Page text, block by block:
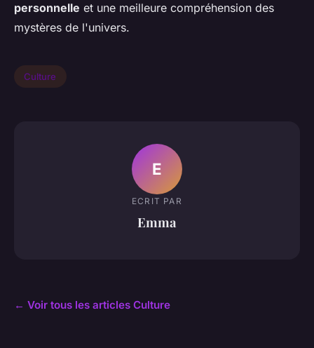
personnelle et une meilleure compréhension des
mystères de l'univers.
Culture
E
ECRIT PAR
Emma
← Voir tous les articles Culture